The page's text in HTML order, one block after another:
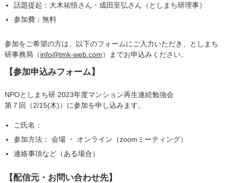
話題提起：大木祐悟さん・成田至弘さん（としまち研理事）
参加費：無料
参加をご希望の方は、以下のフォームにご入力いただき、としまち
研事務局（info@tmk-web.com）までお申込みください。
【参加申込みフォーム】
NPOとしまち研 2023年度マンション再生連続勉強会
第７回（2/15(木)）に参加を申し込みます。
ご氏名：
参加方法： 会場 ・ オンライン（zoomミーティング）
連絡事項など（ある場合）
【配信元・お問い合わせ先】